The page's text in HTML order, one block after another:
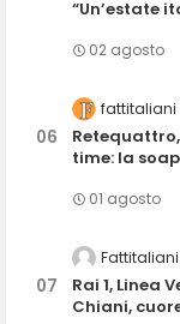
“Un’estate
02 agosto
fattitaliani
time: la
01 agosto
Fattitaliani
Rai 1, Linea
Chiani,